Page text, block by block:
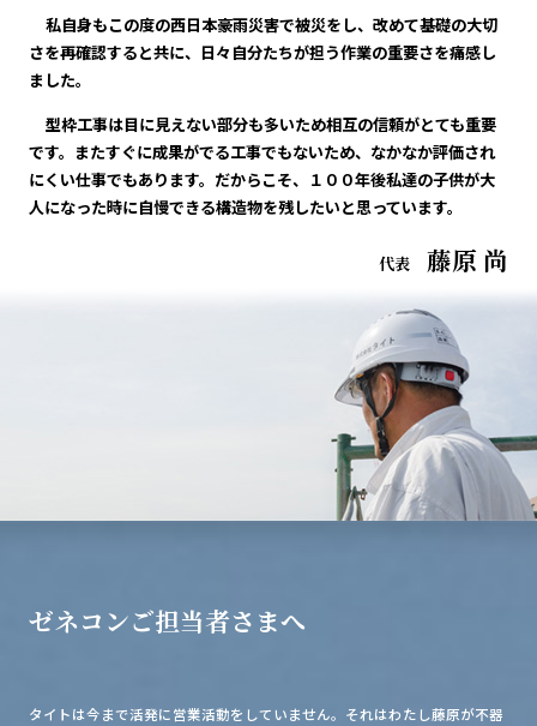
私自身もこの度の西日本豪雨災害で被災をし、改めて基礎の大切
さを再確認すると共に、日々自分たちが担う作業の重要さを痛感し
ました。
型枠工事は目に見えない部分も多いため相互の信頼がとても重要
です。またすぐに成果がでる工事でもないため、なかなか評価され
にくい仕事でもあります。だからこそ、１００年後私達の子供が大
人になった時に自慢できる構造物を残したいと思っています。
代表 藤原 尚
ゼネコンご担当者さまへ
タイトは今まで活発に営業活動をしていません。それはわたし藤原が不器